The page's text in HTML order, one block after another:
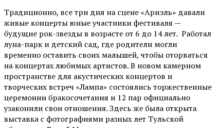
Традиционно, все три дня на сцене«Ариэль» давали
живые концерты юные участники фестиваля —
будущие рок-звезды в возрасте от 6 до 14 лет. Работал
луна-парк и детский сад, где родители могли
временно оставить своих малышей, чтобы оторваться
на концертах любимых артистов. В новом камерном
пространстве для акустических концертов и
творческих встреч «Лампа» состоялись торжественные
церемонии бракосочетания и 12 пар официально
узаконили свои отношения. Здесь же была открыта
выставка с фотографиями разных лет Тульской